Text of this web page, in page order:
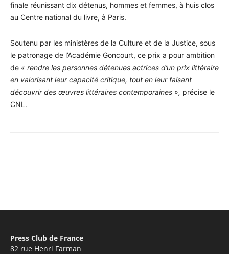
finale réunissant dix détenus, hommes et femmes, à huis clos
au Centre national du livre, à Paris.
Soutenu par les ministères de la Culture et de la Justice, sous
le patronage de l’Académie Goncourt, ce prix a pour ambition
de « rendre les personnes détenues actrices d’un prix littéraire
en valorisant leur capacité critique, tout en leur faisant
découvrir des œuvres littéraires contemporaines », précise le
CNL.
Press Club de France
82 rue Henri Farman